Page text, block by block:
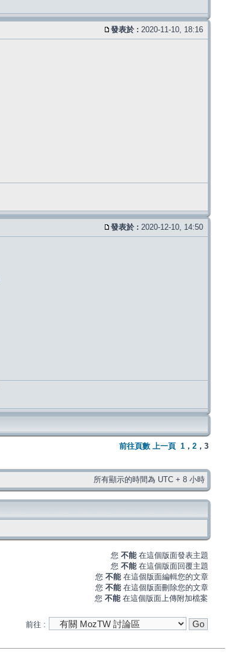
發表於 : 2020-11-10, 18:16
發表於 : 2020-12-10, 14:50
前往頁數 上一頁 1 ， 2 ， 3
所有顯示的時間為 UTC + 8 小時
您 不能 在這個版面發表主題
您 不能 在這個版面回覆主題
您 不能 在這個版面編輯您的文章
您 不能 在這個版面刪除您的文章
您 不能 在這個版面上傳附加檔案
前往 :